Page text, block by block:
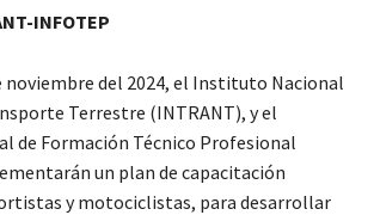
INFOTEP
noviembre del 2024, el Instituto Nacional
Terrestre (INTRANT), y el
de Formación Técnico Profesional
un plan de capacitación
y motociclistas, para desarrollar